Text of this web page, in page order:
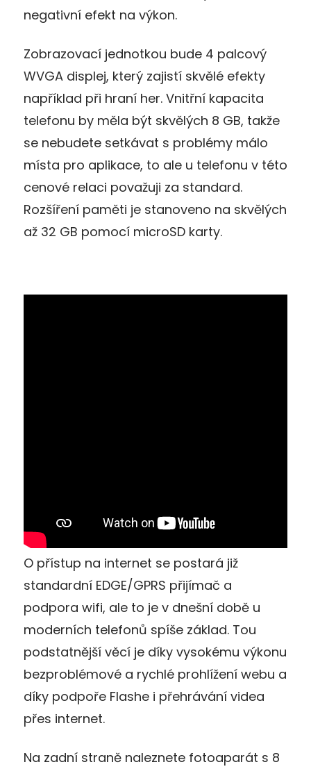
negativní efekt na výkon.
Zobrazovací jednotkou bude 4 palcový
WVGA displej, který zajistí skvělé efekty
například při hraní her. Vnitřní kapacita
telefonu by měla být skvělých 8 GB, takže
se nebudete setkávat s problémy málo
místa pro aplikace, to ale u telefonu v této
cenové relaci považuji za standard.
Rozšíření paměti je stanoveno na skvělých
až 32 GB pomocí microSD karty.
O přístup na internet se postará již
standardní EDGE/GPRS přijímač a
podpora wifi, ale to je v dnešní době u
moderních telefonů spíše základ. Tou
podstatnější věcí je díky vysokému výkonu
bezproblémové a rychlé prohlížení webu a
díky podpoře Flashe i přehrávání videa
přes internet.
Na zadní straně naleznete fotoaparát s 8